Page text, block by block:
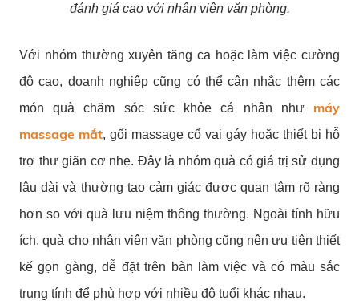
đánh giá cao với nhân viên văn phòng.
Với nhóm thường xuyên tăng ca hoặc làm việc cường
độ cao, doanh nghiệp cũng có thể cân nhắc thêm các
món quà chăm sóc sức khỏe cá nhân như máy
massage mắt, gối massage cổ vai gáy hoặc thiết bị hỗ
trợ thư giãn cơ nhẹ. Đây là nhóm quà có giá trị sử dụng
lâu dài và thường tạo cảm giác được quan tâm rõ ràng
hơn so với quà lưu niệm thông thường. Ngoài tính hữu
ích, quà cho nhân viên văn phòng cũng nên ưu tiên thiết
kế gọn gàng, dễ đặt trên bàn làm việc và có màu sắc
trung tính để phù hợp với nhiều độ tuổi khác nhau.